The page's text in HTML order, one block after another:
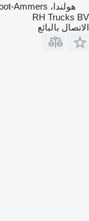
هولندا، Groot-Ammers
RH Trucks BV
الاتصال بالبائع